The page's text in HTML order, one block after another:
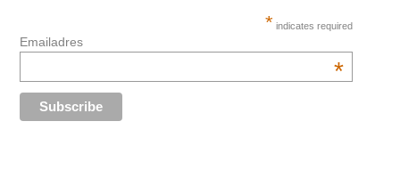
* indicates required
Emailadres
*